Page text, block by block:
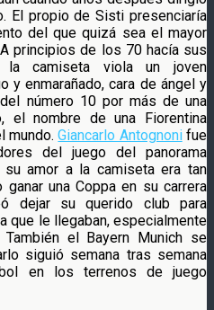
El propio de Sisti presenciaría
del que quizá sea el mayor
principios de los 70 hacía sus
la camiseta viola un joven
y enmarañado, cara de ángel y
número 10 por más de una
el nombre de una Fiorentina
mundo.Giancarlo Antognonifue
del juego del panorama
amor a la camiseta era tan
una Coppa en su carrera
dejar su querido club para
que le llegaban, especialmente
el Bayern Munich se
siguió semana tras semana
en los terrenos de juego